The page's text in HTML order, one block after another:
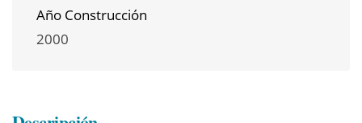
Año Construcción
2000